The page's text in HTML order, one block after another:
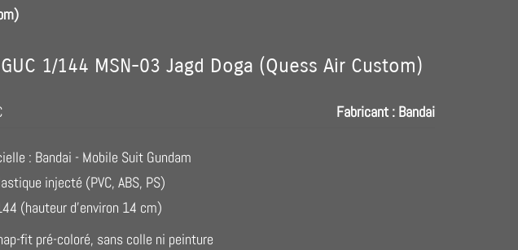
1/144 MSN-03 Jagd Doga (Quess Air Custom)
Fabricant : Bandai
: Bandai - Mobile Suit Gundam
injecté (PVC, ABS, PS)
(hauteur d'environ 14 cm)
fit pré-coloré, sans colle ni peinture